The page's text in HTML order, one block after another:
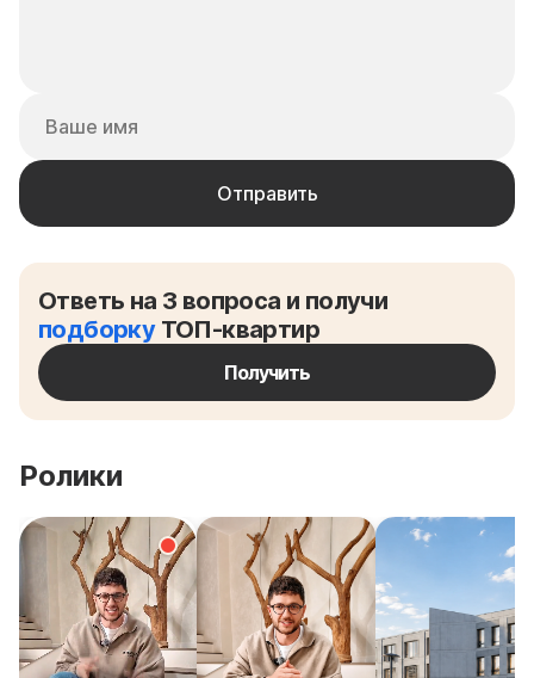
Ответь на 3 вопроса и получи
подборкуТОП-квартир
Получить
Ролики